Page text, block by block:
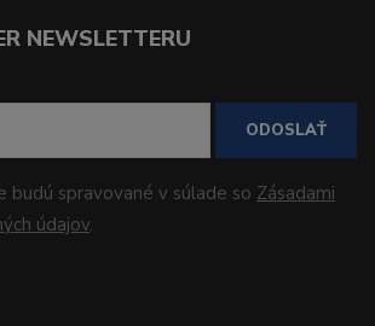
NEWSLETTERU
ODOSLAŤ
budú spravované v súlade so Zásadami
údajov.